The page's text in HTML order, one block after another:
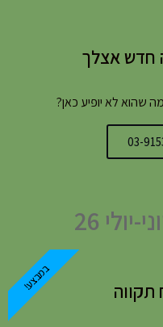
חדש אצלך
שהוא לא יופיע כאן?
26
במבצע!